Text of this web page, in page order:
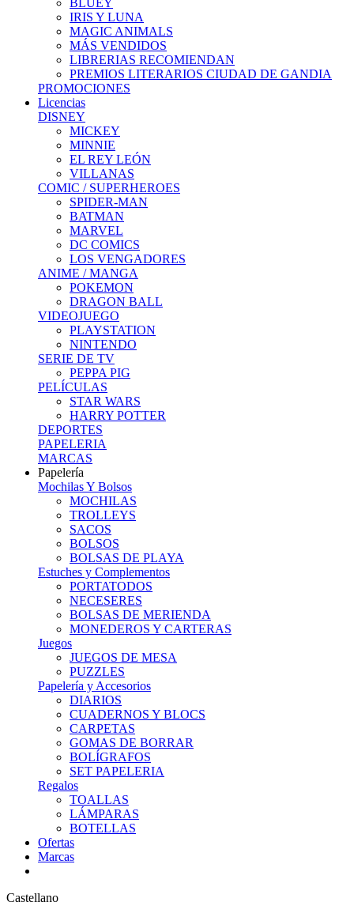
BLUEY
IRIS Y LUNA
MAGIC ANIMALS
MÁS VENDIDOS
LIBRERIAS RECOMIENDAN
PREMIOS LITERARIOS CIUDAD DE GANDIA
PROMOCIONES
Licencias
DISNEY
MICKEY
MINNIE
EL REY LEÓN
VILLANAS
COMIC / SUPERHEROES
SPIDER-MAN
BATMAN
MARVEL
DC COMICS
LOS VENGADORES
ANIME / MANGA
POKEMON
DRAGON BALL
VIDEOJUEGO
PLAYSTATION
NINTENDO
SERIE DE TV
PEPPA PIG
PELÍCULAS
STAR WARS
HARRY POTTER
DEPORTES
PAPELERIA
MARCAS
Papelería
Mochilas Y Bolsos
MOCHILAS
TROLLEYS
SACOS
BOLSOS
BOLSAS DE PLAYA
Estuches y Complementos
PORTATODOS
NECESERES
BOLSAS DE MERIENDA
MONEDEROS Y CARTERAS
Juegos
JUEGOS DE MESA
PUZZLES
Papelería y Accesorios
DIARIOS
CUADERNOS Y BLOCS
CARPETAS
GOMAS DE BORRAR
BOLÍGRAFOS
SET PAPELERIA
Regalos
TOALLAS
LÁMPARAS
BOTELLAS
Ofertas
Marcas
Castellano